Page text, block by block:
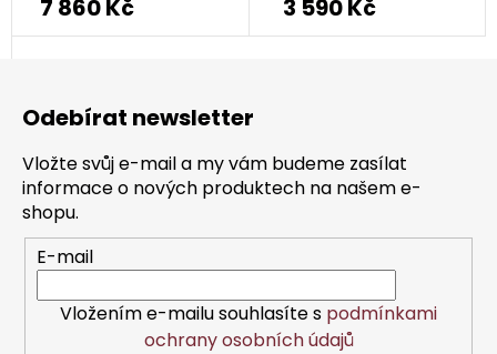
7 860 Kč 3 590 Kč
Odebírat newsletter
Vložte svůj e-mail a my vám budeme zasílat
informace o nových produktech na našem e-
shopu.
E-mail
Vložením e-mailu souhlasíte s podmínkami
ochrany osobních údajů